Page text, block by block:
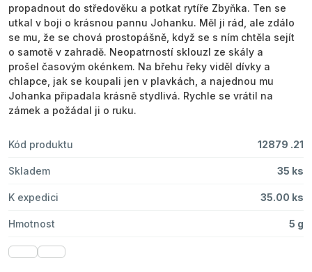
propadnout do středověku a potkat rytíře Zbyňka. Ten se
utkal v boji o krásnou pannu Johanku. Měl ji rád, ale zdálo
se mu, že se chová prostopášně, když se s ním chtěla sejít
o samotě v zahradě. Neopatrností sklouzl ze skály a
prošel časovým okénkem. Na břehu řeky viděl dívky a
chlapce, jak se koupali jen v plavkách, a najednou mu
Johanka připadala krásně stydlivá. Rychle se vrátil na
zámek a požádal ji o ruku.
Kód produktu 12879 .21
Skladem 35 ks
K expedici 35.00 ks
Hmotnost 5 g